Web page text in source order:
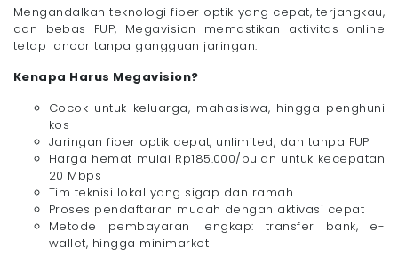
Mengandalkan teknologi fiber optik yang cepat, terjangkau,
dan bebas FUP, Megavision memastikan aktivitas online
tetap lancar tanpa gangguan jaringan.
Kenapa Harus Megavision?
Cocok untuk keluarga, mahasiswa, hingga penghuni
kos
Jaringan fiber optik cepat, unlimited, dan tanpa FUP
Harga hemat mulai Rp185.000/bulan untuk kecepatan
20 Mbps
Tim teknisi lokal yang sigap dan ramah
Proses pendaftaran mudah dengan aktivasi cepat
Metode pembayaran lengkap: transfer bank, e-
wallet, hingga minimarket